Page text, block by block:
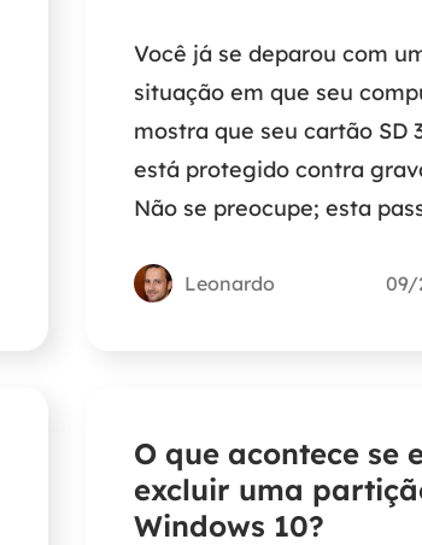
Você já se deparou com
situação em que seu
mostra que seu cartão SD
está protegido contra
Não se preocupe; esta
remover a proteção contra
Leonardo 09/
O que acontece se
excluir uma
Windows 10?